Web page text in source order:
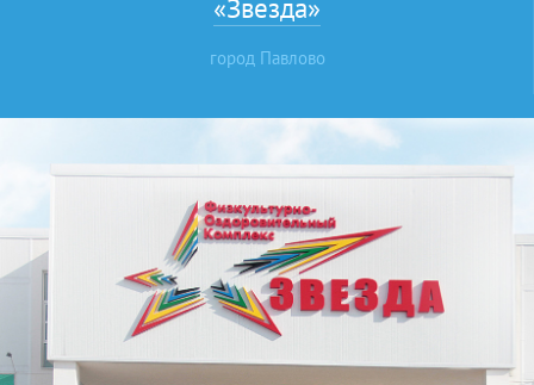
«Звезда»
город Павлово